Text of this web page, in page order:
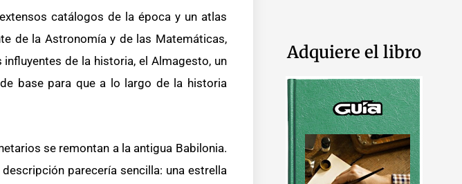
catálogos de la época y un atlas
de la Astronomía y de las Matemáticas,
de la historia, el Almagesto, un
base para que a lo largo de la historia
se remontan a la antigua Babilonia.
parecería sencilla: una estrella
Adquiere el libro